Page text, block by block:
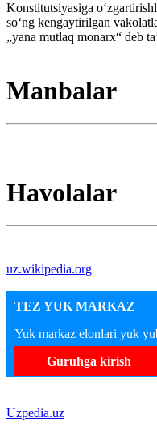
Konstitutsiyasiga
soʻng kengaytirilgan
„yana mutlaq monarx“ deb
Manbalar
Havolalar
uz.wikipedia.org
TEZ YUK MARKAZ
Yuk markaz elonlari yuk
Guruhga kirish
Uzpedia.uz